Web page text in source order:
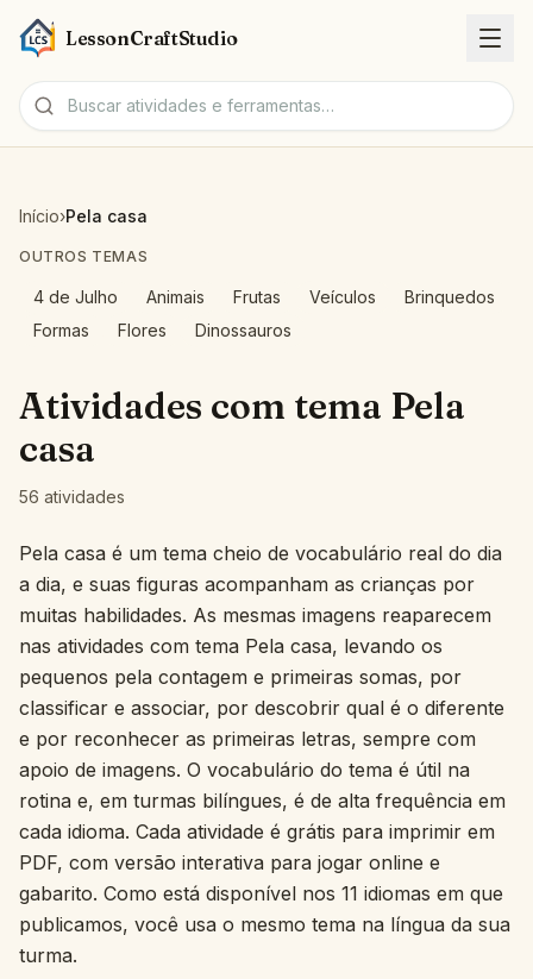
LessonCraftStudio
Atividades
Ferramentas
Idiomas
Geradores de fichas
Interativo
Idioma: Português
Entrar
Início›Pela casa
OUTROS TEMAS
4 de Julho Animais Frutas Veículos
Brinquedos
Formas
Flores Dinossauros
Atividades com tema Pela
casa
56 atividades
Pela casa é um tema cheio de vocabulário real do dia
a dia, e suas figuras acompanham as crianças por
muitas habilidades. As mesmas imagens reaparecem
nas atividades com tema Pela casa, levando os
pequenos pela contagem e primeiras somas, por
classificar e associar, por descobrir qual é o diferente
e por reconhecer as primeiras letras, sempre com
apoio de imagens. O vocabulário do tema é útil na
rotina e, em turmas bilíngues, é de alta frequência em
cada idioma. Cada atividade é grátis para imprimir em
PDF, com versão interativa para jogar online e
gabarito. Como está disponível nos 11 idiomas em que
publicamos, você usa o mesmo tema na língua da sua
turma.